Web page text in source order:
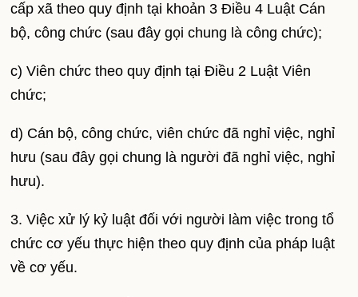
cấp xã theo quy định tại khoản 3 Điều 4 Luật Cán
bộ, công chức (sau đây gọi chung là công chức);
c) Viên chức theo quy định tại Điều 2 Luật Viên
chức;
d) Cán bộ, công chức, viên chức đã nghỉ việc, nghỉ
hưu (sau đây gọi chung là người đã nghỉ việc, nghỉ
hưu).
3. Việc xử lý kỷ luật đối với người làm việc trong tổ
chức cơ yếu thực hiện theo quy định của pháp luật
về cơ yếu.